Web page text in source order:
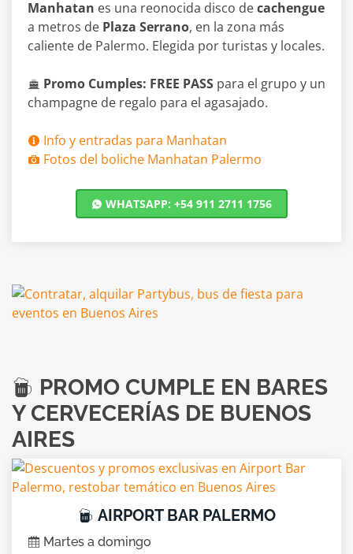
Manhatan es una reonocida disco decachengue
a metros de Plaza Serrano, en la zona más
caliente de Palermo. Elegida por turistas y locales.
Promo Cumples: FREE PASS para el grupo y un
champagne de regalo para el agasajado.
Info y entradas para Manhatan
Fotos del boliche Manhatan Palermo
WHATSAPP: +54 911 2711 1756
PROMO CUMPLE EN BARES
Y CERVECERÍAS DE BUENOS
AIRES
AIRPORT BAR PALERMO
Martes a domingo